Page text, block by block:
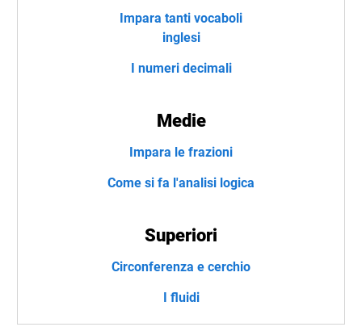
Impara tanti vocaboli
inglesi
I numeri decimali
Medie
Impara le frazioni
Come si fa l'analisi logica
Superiori
Circonferenza e cerchio
I fluidi